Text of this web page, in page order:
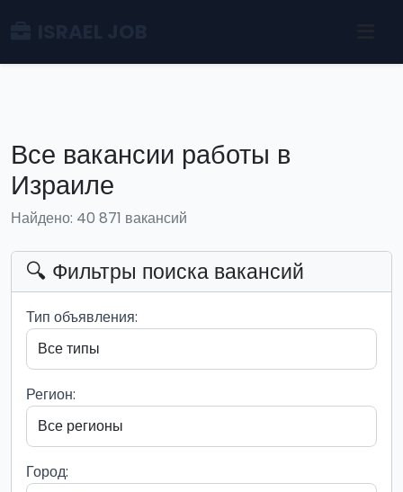
Все вакансии работы в
Израиле
Найдено: 40 871 вакансий
🔍 Фильтры поиска вакансий
Тип объявления:
Регион:
Город: